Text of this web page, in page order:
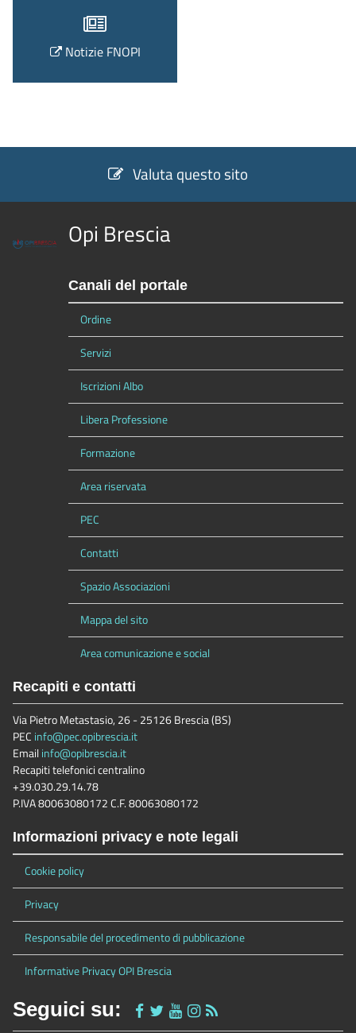
Notizie FNOPI
Valuta questo sito
Opi Brescia
Canali del portale
Ordine
Servizi
Iscrizioni Albo
Libera Professione
Formazione
Area riservata
PEC
Contatti
Spazio Associazioni
Mappa del sito
Area comunicazione e social
Recapiti e contatti
Via Pietro Metastasio, 26 - 25126 Brescia (BS)
PEC info@pec.opibrescia.it
Emailinfo@opibrescia.it
Recapiti telefonici centralino
+39.030.29.14.78
P.IVA 80063080172 C.F. 80063080172
Informazioni privacy e note legali
Cookie policy
Privacy
Responsabile del procedimento di pubblicazione
Informative Privacy OPI Brescia
Seguici su: